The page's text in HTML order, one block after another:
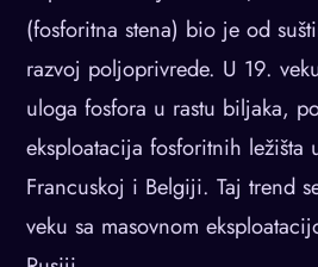
(fosforitna stena) bio je od
razvoj poljoprivrede. U 19.
uloga fosfora u rastu biljaka,
eksploatacija fosforitnih ležišta
Francuskoj i Belgiji. Taj trend
veku sa masovnom